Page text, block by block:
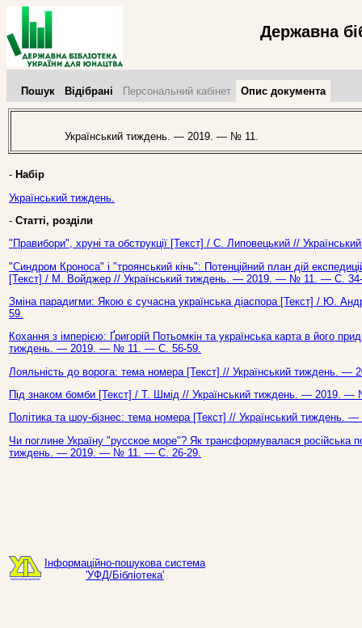
Державна
Пошук Відібрані Персональний кабінет Опис документа
Український тиждень. — 2019. — № 11.
- Набір
Український тиждень.
- Статті, розділи
"Правибори", хруні та обструкції [Текст] / С. Липовецький //
"Синдром Кроноса" і "троянський кінь": Потенційний план дій
[Текст] / М. Войджер // Український тиждень. — 2019. — № 11. — С.
Зміна парадигми: Якою є сучасна українська діаспора [Текст] / Ю.
59.
Кохання з імперією: Ґригорій Потьомкін та українська карта в його
тиждень. — 2019. — № 11. — С. 56-59.
Лояльність до ворога: тема номера [Текст] // Український тиждень.
Під знаком бомби [Текст] / Т. Шмід // Український тиждень. — 2019.
Політика та шоу-бізнес: тема номера [Текст] // Український
Чи поглине Україну "русское море"? Як трансформувалася російська
тиждень. — 2019. — № 11. — С. 26-29.
Інформаційно-пошукова система
'УФД/Бібліотека'